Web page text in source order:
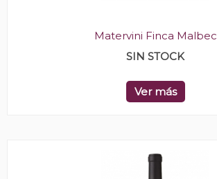
Matervini Finca Malbec
SIN STOCK
Ver más